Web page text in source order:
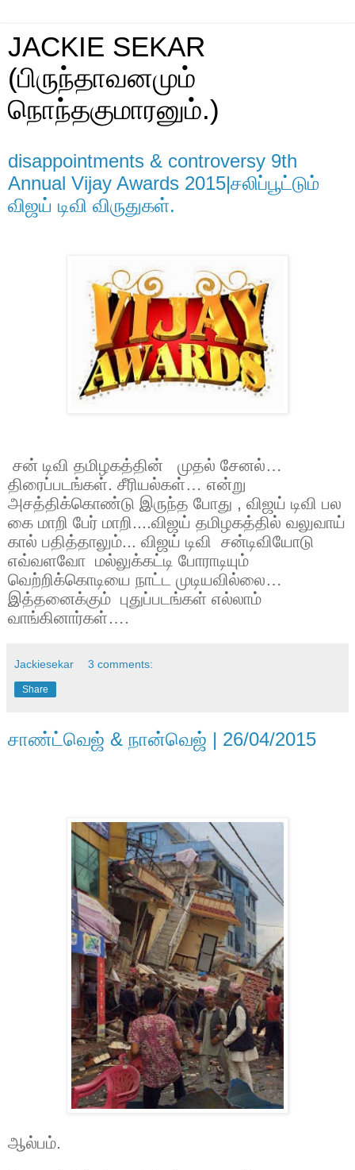
JACKIE SEKAR
(பிருந்தாவனமும்
நொந்தகுமாரனும்.)
disappointments & controversy 9th
Annual Vijay Awards 2015|சலிப்பூட்டும்
விஜய் டிவி விருதுகள்.
சன் டிவி தமிழகத்தின் முதல் சேனல்…
திரைப்படங்கள். சீரியல்கள்… என்று
அசத்திக்கொண்டு இருந்த போது , விஜய் டிவி பல
கை மாறி பேர் மாறி....விஜய் தமிழகத்தில் வலுவாய்
கால் பதித்தாலும்... விஜய் டிவி சன்டிவியோடு
எவ்வளவோ மல்லுக்கட்டி போராடியும்
வெற்றிக்கொடியை நாட்ட முடியவில்லை…
இத்தனைக்கும் புதுப்படங்கள் எல்லாம்
வாங்கினார்கள்….
Jackiesekar 3 comments:
Share
சாண்ட்வெஜ் & நான்வெஜ் | 26/04/2015
ஆல்பம்.